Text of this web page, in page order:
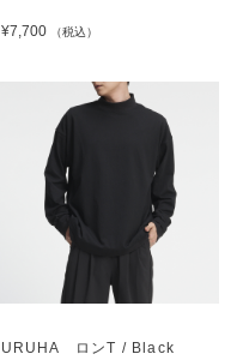
¥7,700 （税込）
URUHA ロンT / Black